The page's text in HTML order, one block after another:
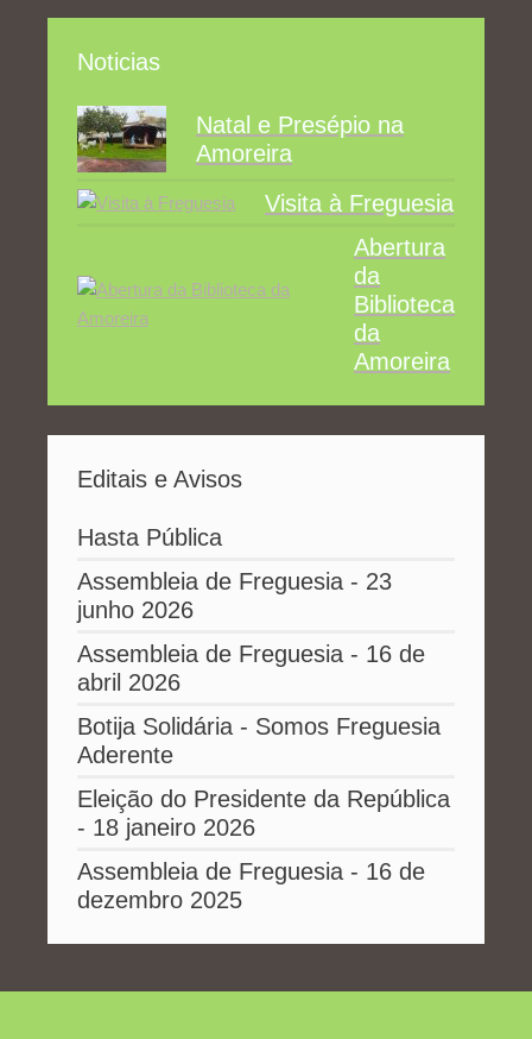
Noticias
Natal e Presépio na
Amoreira
Visita à Freguesia
Abertura
da
Biblioteca
da
Amoreira
Editais e Avisos
Hasta Pública
Assembleia de Freguesia - 23
junho 2026
Assembleia de Freguesia - 16 de
abril 2026
Botija Solidária - Somos Freguesia
Aderente
Eleição do Presidente da República
- 18 janeiro 2026
Assembleia de Freguesia - 16 de
dezembro 2025